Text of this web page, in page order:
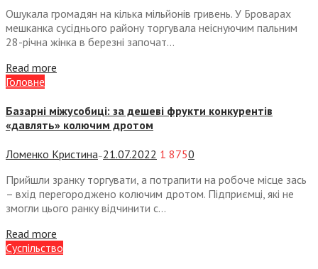
Ошукала громадян на кілька мільйонів гривень. У Броварах
мешканка сусіднього району торгувала неіснуючим пальним
28-річна жінка в березні започат...
Read more
Головне
Базарні міжусобиці: за дешеві фрукти конкурентів
«давлять» колючим дротом
Ломенко Кристина— 21.07.2022 1 8750
Прийшли зранку торгувати, а потрапити на робоче місце зась
– вхід перегороджено колючим дротом. Підприємці, які не
змогли цього ранку відчинити с...
Read more
Суспiльство